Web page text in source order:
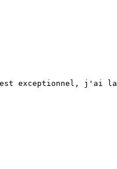
exceptionnel, j'ai la